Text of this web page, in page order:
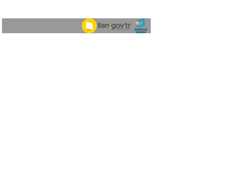
Sezgin MADRAN